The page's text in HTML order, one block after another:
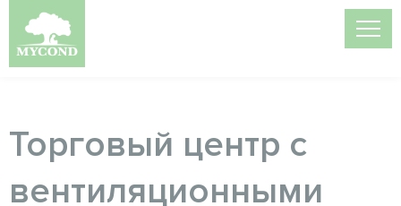
Торговый центр с
вентиляционными